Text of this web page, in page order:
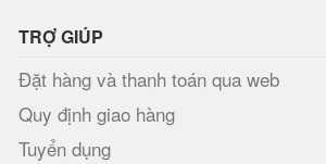
TRỢ GIÚP
Đặt hàng và thanh toán qua web
Quy định giao hàng
Tuyển dụng